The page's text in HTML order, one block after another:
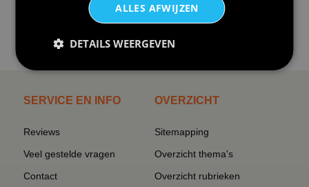
I love korfbal t-shirt sport s...
SERVICE EN INFO
Reviews
Veel gestelde vragen
Contact
OVERZICHT
Sitemapping
Overzicht thema's
Overzicht rubrieken
ALLES AFWIJZEN
DETAILS WEERGEVEN